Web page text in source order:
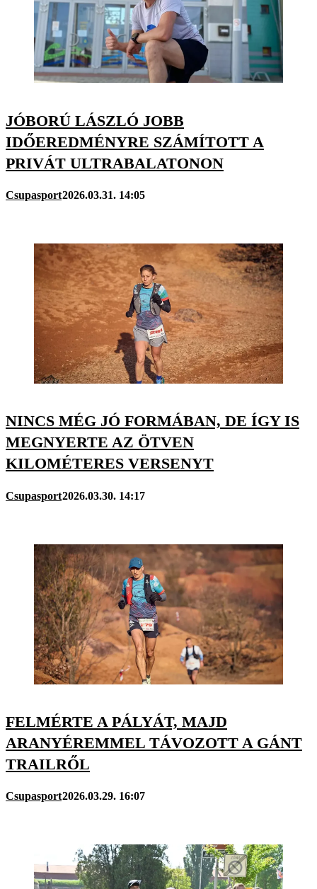
JÓBORÚ LÁSZLÓ JOBB
IDŐEREDMÉNYRE SZÁMÍTOTT A
PRIVÁT ULTRABALATONON
Csupasport2026.03.31. 14:05
NINCS MÉG JÓ FORMÁBAN, DE ÍGY IS
MEGNYERTE AZ ÖTVEN
KILOMÉTERES VERSENYT
Csupasport2026.03.30. 14:17
FELMÉRTE A PÁLYÁT, MAJD
ARANYÉREMMEL TÁVOZOTT A GÁNT
TRAILRŐL
Csupasport2026.03.29. 16:07